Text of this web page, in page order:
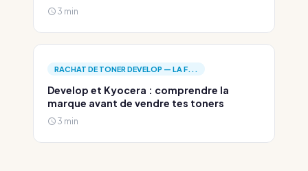
3 min
RACHAT DE TONER DEVELOP — LA F...
Develop et Kyocera : comprendre la
marque avant de vendre tes toners
3 min